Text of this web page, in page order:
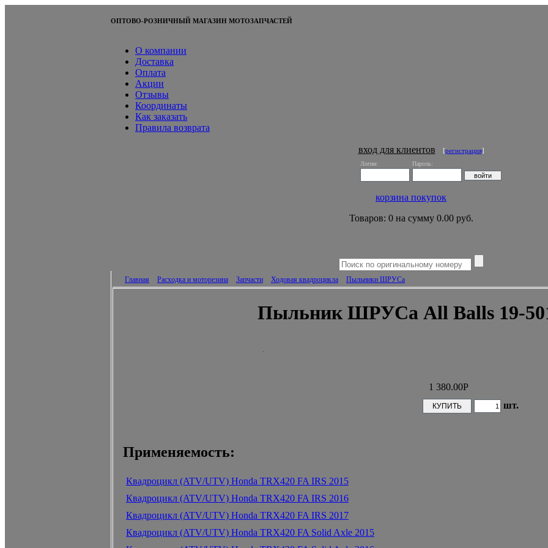
ОПТОВО-РОЗНИЧНЫЙ МАГАЗИН МОТОЗАПЧАСТЕЙ
О компании
Доставка
Оплата
Акции
Отзывы
Координаты
Как заказать
Правила возврата
вход для клиентов [регистрация]
Логин: Пароль:
корзина покупок
Товаров: 0 на сумму 0.00 руб.
Главная Расходка и моторезина Запчасти Ходовая квадроцикла Пыльники ШРУСа
Пыльник ШРУСа All Balls 19-
1 380.00Р
шт.
Применяемость:
Квадроцикл (ATV/UTV) Honda TRX420 FA IRS 2015
Квадроцикл (ATV/UTV) Honda TRX420 FA IRS 2016
Квадроцикл (ATV/UTV) Honda TRX420 FA IRS 2017
Квадроцикл (ATV/UTV) Honda TRX420 FA Solid Axle 2015